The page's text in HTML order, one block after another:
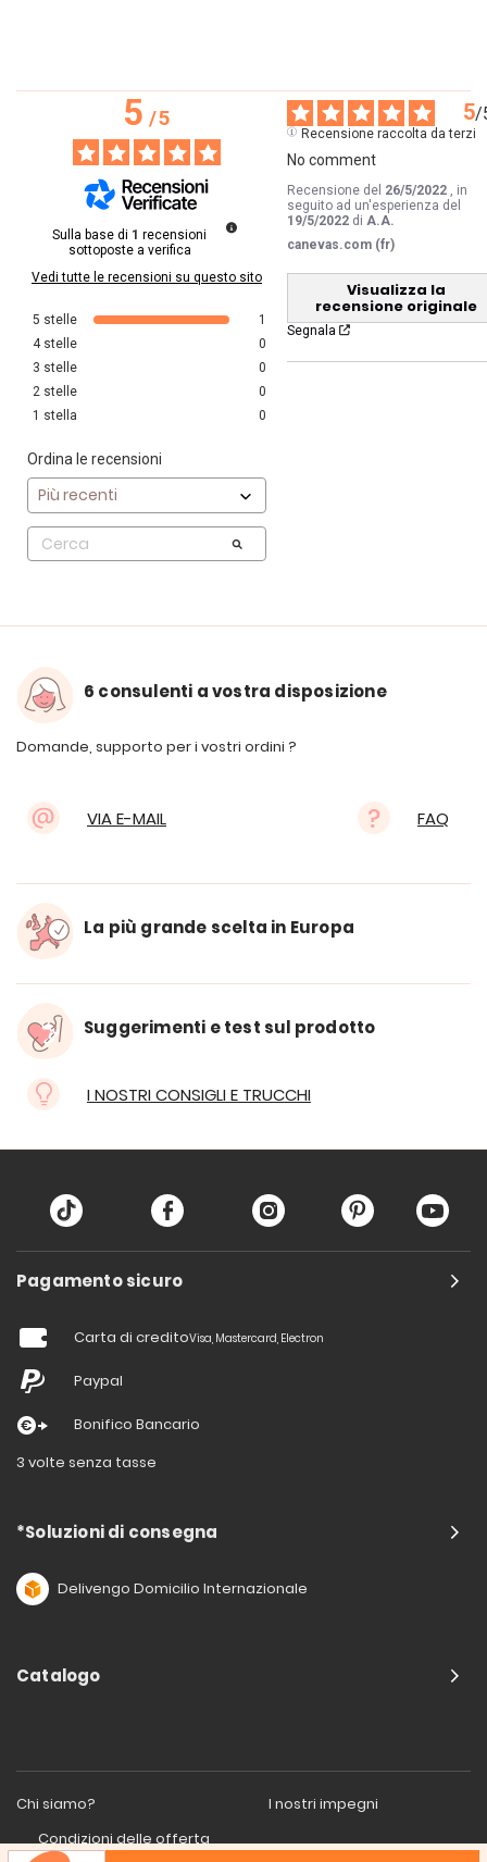
5/5
Sulla base di 1 recensioni
sottoposte a verifica
Vedi tutte le recensioni su questo sito
5 stelle
1
4 stelle
0
3 stelle
0
2 stelle
0
1 stella 0
Ordina le recensioni
5/
Recensione raccolta da terzi
No comment
Recensione del 26/5/2022
, in
seguito ad un'esperienza del
19/5/2022 di A.A.
canevas.com (fr)
Visualizza la
recensione originale
Segnala
6 consulenti a vostra disposizione
Domande, supporto per i vostri ordini ?
VIA E-MAIL FAQ
La più grande scelta in Europa
Suggerimenti e test sul prodotto
I NOSTRI CONSIGLI E TRUCCHI
Pagamento sicuro
Carta di creditoVisa, Mastercard, Electron
Paypal
Bonifico Bancario
3 volte senza tasse
*Soluzioni di consegna
Delivengo Domicilio Internazionale
Catalogo
Chi siamo?
I nostri impegni
Condizioni delle offerta